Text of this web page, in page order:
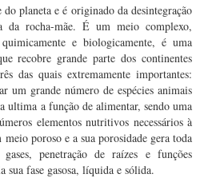
planeta e é originado da desintegração
da rocha-mãe. É um meio complexo,
e biologicamente, é uma
recobre grande parte dos continentes
das quais extremamente importantes:
um grande número de espécies animais
ultima a função de alimentar, sendo uma
elementos nutritivos necessários à
poroso e a sua porosidade gera toda
penetração de raízes e funções
fase gasosa, líquida e sólida.